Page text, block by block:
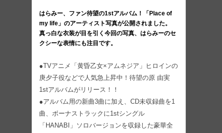
はらみー、ファン待望の1stアルバム！「Place of
my life」のアーティスト写真が公開されました。
真っ白な衣装が目を引く今回の写真、はらみーのセ
クシーな表情にも注目です。
●TVアニメ「黄昏乙女×アムネジア」ヒロインの
庚夕子役などで人気急上昇中！待望の原 由実
1stアルバムがリリース！！
●アルバム用の新曲3曲に加え、CD未収録曲を1
曲、ボーナストラックに1stシングル
「HANABI」ソロバージョンを収録した豪華全